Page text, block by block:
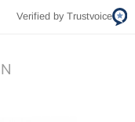
Verified by Trustvoice